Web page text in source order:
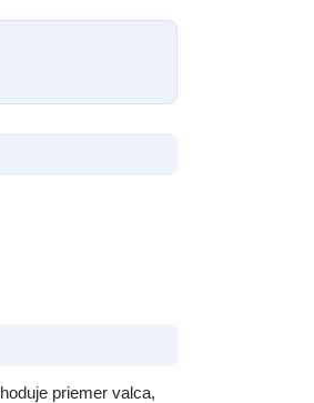
priemer valca,